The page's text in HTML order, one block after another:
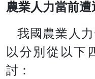
農業人力當前遭
我國農業人力
以分別從以下
討：